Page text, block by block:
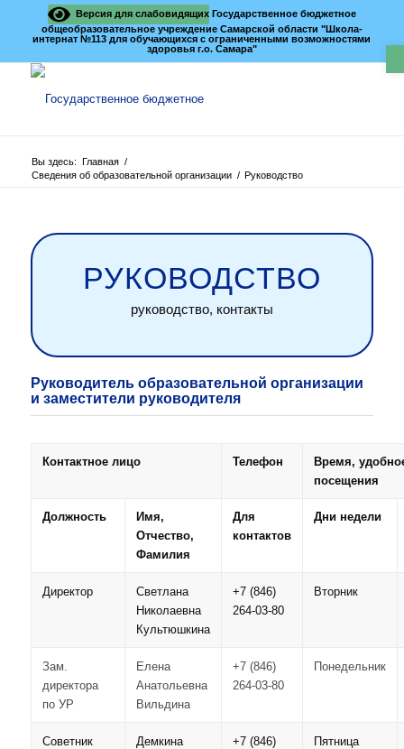
Версия для слабовидящихГосударственное бюджетное
общеобразовательное учреждение Самарской области "Школа-
интернат №113 для обучающихся с ограниченными возможностями
здоровья г.о. Самара"
Вы здесь: Главная /
Сведения об образовательной организации / Руководство
РУКОВОДСТВО
руководство, контакты
Руководитель образовательной организации
и заместители руководителя
Контактное лицо Телефон
Время,
посещения
Должность
Имя,
Отчество,
Фамилия
Для
контактов
Дни недели
Директор
Светлана
Николаевна
Культюшкина
+7 (846)
264-03-80
Вторник
Зам.
директора
по УР
Елена
Анатольевна
Вильдина
+7 (846)
264-03-80
Понедельник
Советник
Демкина
+7 (846)
Пятница